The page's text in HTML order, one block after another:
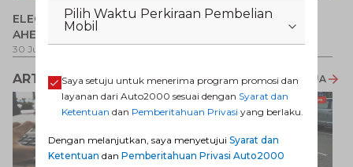
ELECTRIFY YOUR PATH
AHEAD
30 Jul 2026
Promo Veloz HEV
ARTIKEL LAINNYA LIHAT SEMUA
Pilih Waktu Perkiraan Pembelian
Mobil
Saya setuju untuk menerima program promosi dan
layanan dari Auto2000 sesuai dengan Syarat dan
Ketentuan dan Pemberitahuan Privasi yang berlaku.
Dengan melanjutkan, saya menyetujui Syarat dan
Ketentuan dan Pemberitahuan Privasi Auto2000